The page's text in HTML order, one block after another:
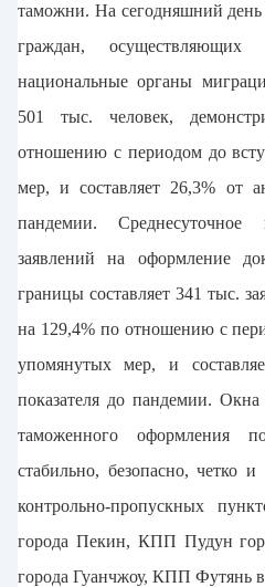
таможни. На сегодняшний день
граждан,
национальные органы
501 тыс. человек,
отношению с периодом до
мер, и составляет 26,3% от
пандемии. Среднесуточное
заявлений на оформление
границы составляет 341 тыс.
на 129,4% по отношению с
упомянутых мер, и
показателя до пандемии.
таможенного оформления
стабильно, безопасно, четко
контрольно-пропускных
города Пекин, КПП Пудун
города Гуанчжоу, КПП Футянь